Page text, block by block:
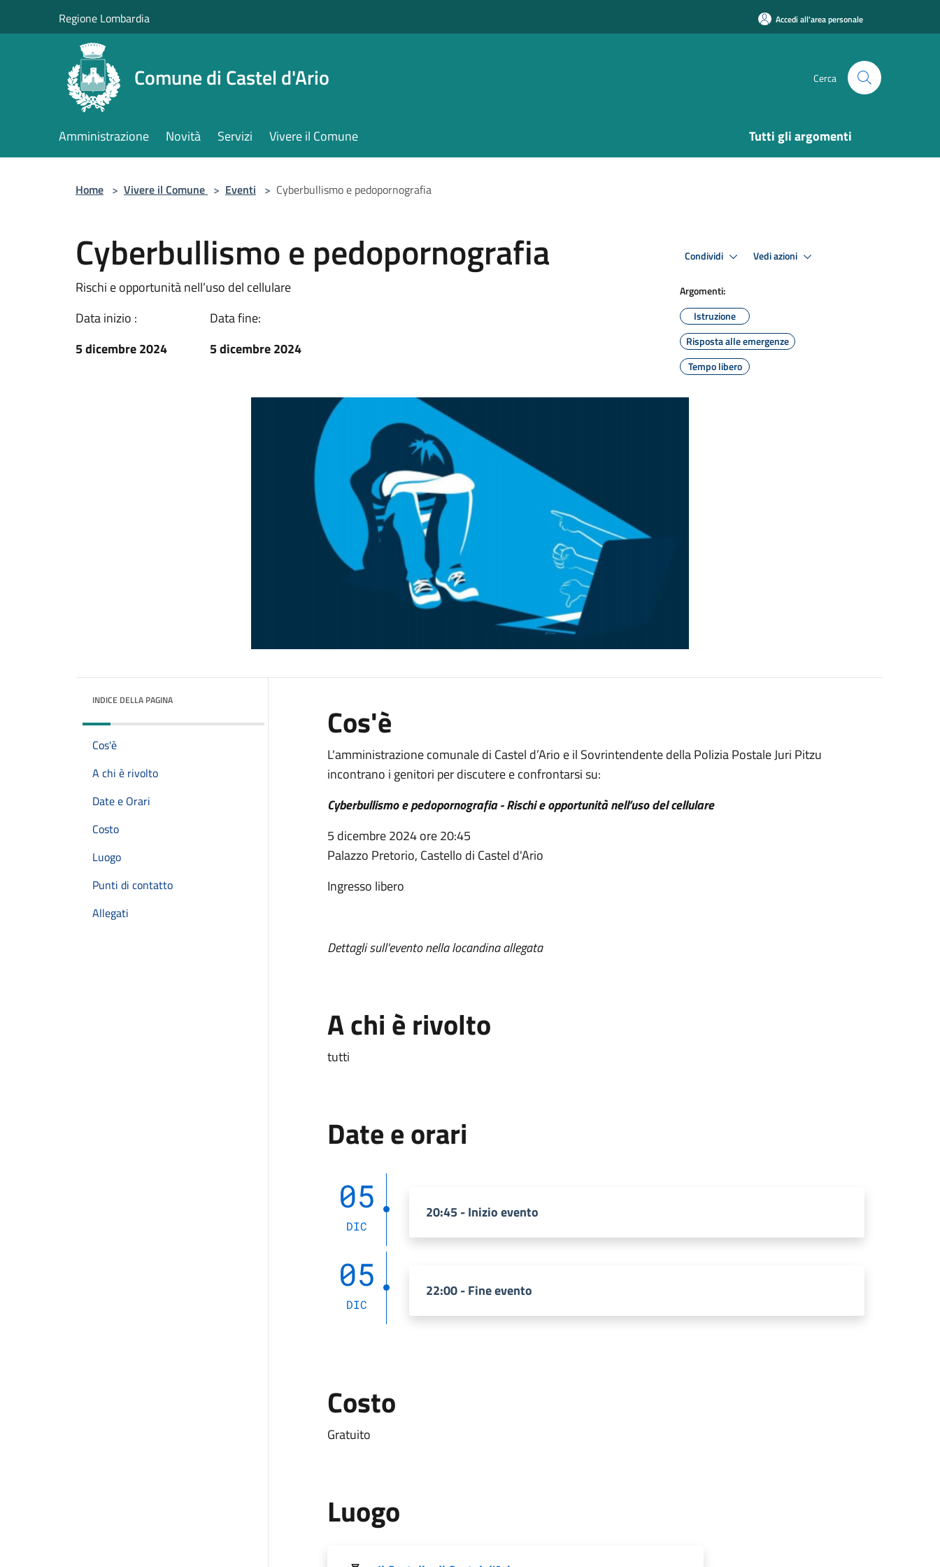
Regione Lombardia Accedi all'area personale
Comune di Castel d'Ario Cerca
Amministrazione Novità Servizi Vivere il Comune Tutti gli argomenti
Home > Vivere il Comune > Eventi > Cyberbullismo e pedopornografia
Cyberbullismo e pedopornografia
Rischi e opportunità nell’uso del cellulare
Data inizio :
5 dicembre 2024
Data fine:
5 dicembre 2024
Condividi Vedi azioni
Argomenti:
Istruzione
Risposta alle emergenze
Tempo libero
INDICE DELLA PAGINA
Cos'è
A chi è rivolto
Date e Orari
Costo
Luogo
Punti di contatto
Allegati
Cos'è
L'amministrazione comunale di Castel d’Ario e il Sovrintendente della Polizia Postale Juri Pitzu
incontrano i genitori per discutere e confrontarsi su:
Cyberbullismo e pedopornografia - Rischi e opportunità nell’uso del cellulare
5 dicembre 2024 ore 20:45
Palazzo Pretorio, Castello di Castel d'Ario
Ingresso libero
Dettagli sull'evento nella locandina allegata
A chi è rivolto
tutti
Date e orari
05
DIC
20:45 - Inizio evento
05
DIC
22:00 - Fine evento
Costo
Gratuito
Luogo